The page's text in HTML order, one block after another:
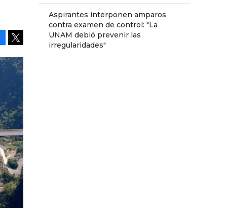
Aspirantes interponen amparos
contra examen de control: "La
UNAM debió prevenir las
irregularidades"